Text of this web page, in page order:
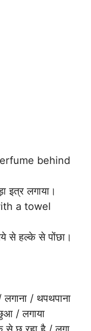
behind
लगाया।
a towel
से हल्के से पोंछा।
/ थपथपाना
/ लगाया